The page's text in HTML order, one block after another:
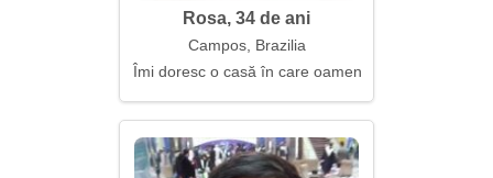
Rosa, 34 de ani
Campos, Brazilia
Îmi doresc o casă în care oamenii să mă